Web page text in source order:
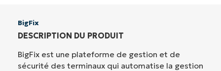
BigFix
DESCRIPTION DU PRODUIT
BigFix est une plateforme de gestion et de
sécurité des terminaux qui automatise la gestion